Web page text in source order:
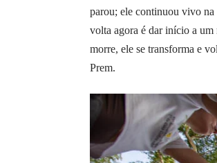
parou; ele continuou vivo na
volta agora é dar início a
morre, ele se transforma e
Prem.